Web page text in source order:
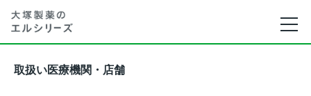
取扱い医療機関・店舗